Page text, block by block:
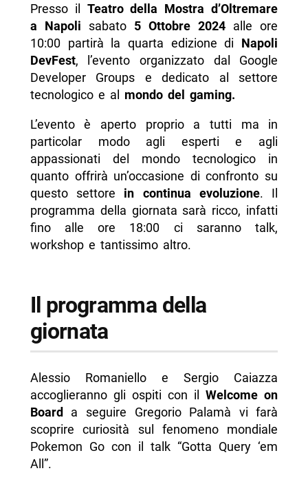
Presso il Teatro della Mostra d’Oltremare
a Napoli sabato5 Ottobre 2024 alle ore
10:00 partirà la quarta edizione di Napoli
DevFest, l’evento organizzato dal Google
Developer Groups e dedicato al settore
tecnologico e al mondo del gaming.
L’evento è aperto proprio a tutti ma in
particolar modo agli esperti e agli
appassionati del mondo tecnologico in
quanto offrirà un’occasione di confronto su
questo settore in continua evoluzione. Il
programma della giornata sarà ricco, infatti
fino alle ore 18:00 ci saranno talk,
workshop e tantissimo altro.
Il programma della
giornata
Alessio Romaniello e Sergio Caiazza
accoglieranno gli ospiti con ilWelcome on
Board a seguire Gregorio Palamà vi farà
scoprire curiosità sul fenomeno mondiale
Pokemon Go con il talk “Gotta Query ‘em
All”.